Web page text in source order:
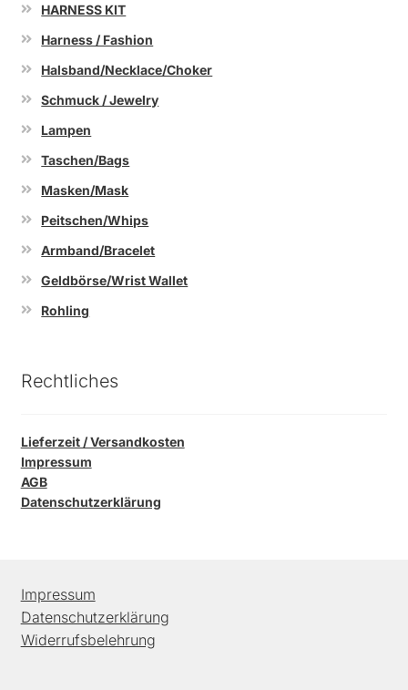
HARNESS KIT
Harness / Fashion
Halsband/Necklace/Choker
Schmuck / Jewelry
Lampen
Taschen/Bags
Masken/Mask
Peitschen/Whips
Armband/Bracelet
Geldbörse/Wrist Wallet
Rohling
Rechtliches
Lieferzeit / Versandkosten
Impressum
AGB
Datenschutzerklärung
Impressum
Datenschutzerklärung
Widerrufsbelehrung